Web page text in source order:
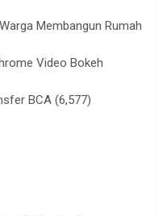
Membangun Rumah
Video Bokeh
BCA (6,577)